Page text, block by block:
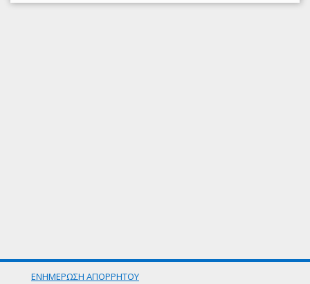
ΕΝΗΜΕΡΩΣΗ ΑΠΟΡΡΗΤΟΥ